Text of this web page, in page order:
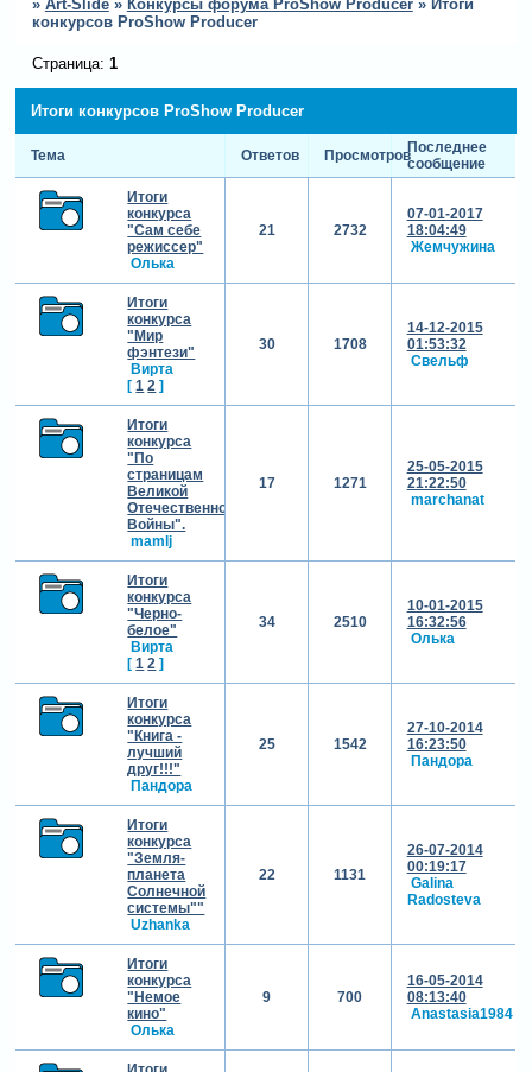
» Art-Slide » Конкурсы форума ProShow Producer » Итоги
конкурсов ProShow Producer
Итоги конкурсов ProShow Producer
Страница: 1
Тема Ответов ПросмотровПоследнее
сообщение
Итоги
конкурса
"Сам себе
режиссер"
Олька
21 2732
07-01-2017
18:04:49
Жемчужина
Итоги
конкурса
"Мир
фэнтези"
Вирта
[ 1 2 ]
30 1708
14-12-2015
01:53:32
Свельф
Итоги
конкурса
"По
страницам
Великой
Отечественной
Войны".
mamlj
17 1271
25-05-2015
21:22:50
marchanat
Итоги
конкурса
"Черно-
белое"
Вирта
[ 1 2 ]
34 2510
10-01-2015
16:32:56
Олька
Итоги
конкурса
"Книга -
лучший
друг!!!"
Пандора
25 1542
27-10-2014
16:23:50
Пандора
Итоги
конкурса
"Земля-
планета
Солнечной
системы""
Uzhanka
22 1131
26-07-2014
00:19:17
Galina
Radosteva
Итоги
конкурса
"Немое
кино"
Олька
9 700
16-05-2014
08:13:40
Anastasia1984